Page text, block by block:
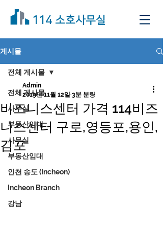
114 소호사무실
게시물
전체 게시물
사무실
부동산임대
사무실
부동산임대
인천 송도 (Incheon)
Incheon Branch
강남
전체 게시물
비즈니스센터 가격 114비즈
니스센터 구로,영등포,용인,
김포
Admin
2019년 11월 12일 3분 분량